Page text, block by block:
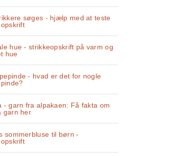
søges - hjælp med at teste
hue - strikkeopskrift på varm og
hue
- hvad er det for nogle
- garn fra alpakaen: Få fakta om
garn her
sommerbluse til børn -